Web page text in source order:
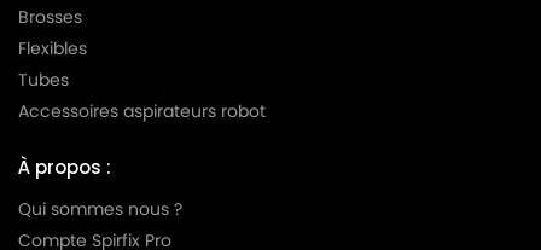
Brosses
Flexibles
Tubes
Accessoires aspirateurs robot
À propos :
Qui sommes nous ?
Compte Spirfix Pro